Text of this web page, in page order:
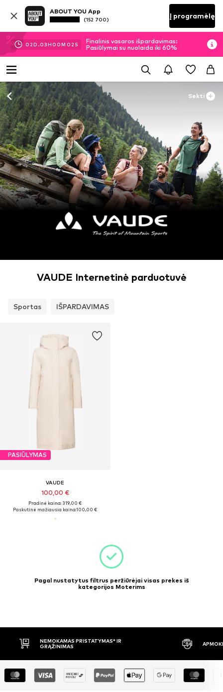
ABOUT YOU App
(152 700) Į programėlę
02D.03H 00M 02 S
Finalinis vasaros išpardavimas:
Pasiūlymai su nuolaida iki 60%
Sekti
VAUDE Internetinė parduotuvė
Sportas IŠPARDAVIMAS
PASIŪLYMAS
VAUDE
100,00 €
Pradinė kaina: 319,00 €
Paskutinė mažiausia kaina:100,00 €
Pagal nustatytus filtrus peržiūrėjai visas prekes iš
kategorijos Moterims
NEMOKAMAS PRISTATYMAS* IR
GRĄŽINIMAS